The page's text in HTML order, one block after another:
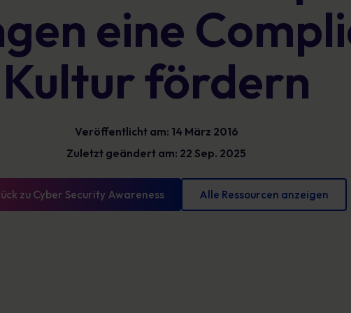
reduzieren und messbare Fortschritte
vorweisen können
Definitionen zur Cybersicherheit, die Sie kennen
sollten
eine
Kultur fördern
Veröffentlicht am: 14 März 2016
Zuletzt geändert am: 22 Sep. 2025
zu Cyber Security Awareness Alle Ressourcen anzeigen